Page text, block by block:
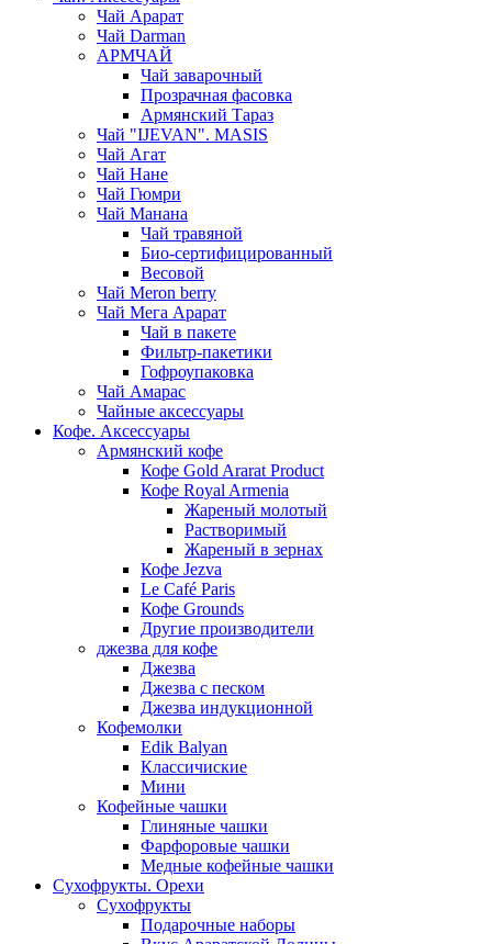
Чай Арарат
Чай Darman
АРМЧАЙ
Чай заварочный
Прозрачная фасовка
Армянский Тараз
Чай "IJEVAN". MASIS
Чай Агат
Чай Нане
Чай Гюмри
Чай Манана
Чай травяной
Био-сертифицированный
Весовой
Чай Meron berry
Чай Мега Арарат
Чай в пакете
Фильтр-пакетики
Гофроупаковка
Чай Амарас
Чайные аксессуары
Кофе. Аксессуары
Армянский кофе
Кофе Gold Ararat Product
Кофе Royal Armenia
Жареный молотый
Растворимый
Жареный в зернах
Кофе Jezva
Le Café Paris
Кофе Grounds
Другие производители
джезва для кофе
Джезва
Джезва с песком
Джезва индукционной
Кофемолки
Edik Balyan
Классичиские
Мини
Кофейные чашки
Глиняные чашки
Фарфоровые чашки
Медные кофейные чашки
Сухофрукты. Орехи
Сухофрукты
Подарочные наборы